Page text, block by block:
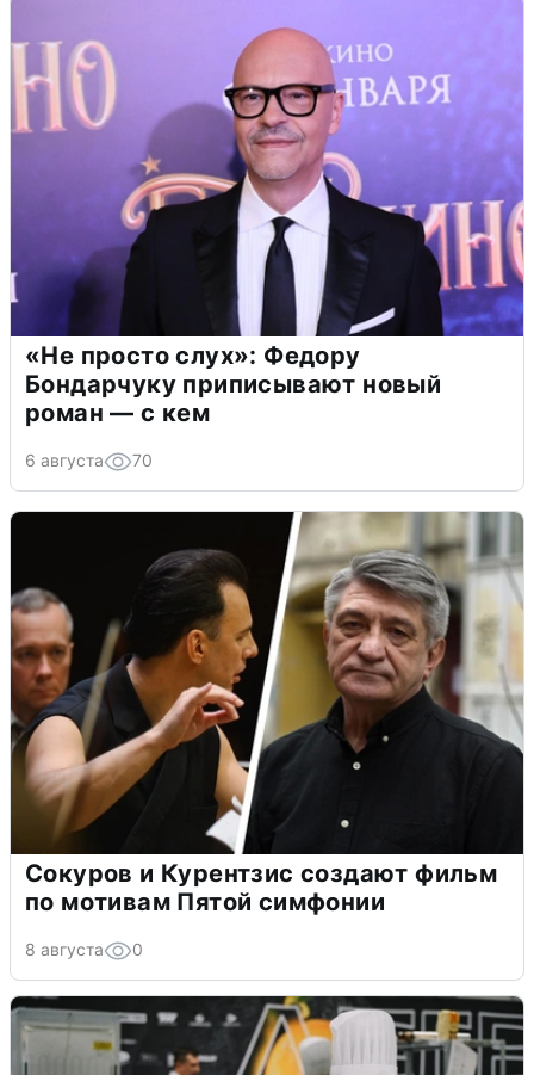
«Не просто слух»: Федору
Бондарчуку приписывают новый
роман — с кем
6 августа 70
Сокуров и Курентзис создают фильм
по мотивам Пятой симфонии
8 августа 0